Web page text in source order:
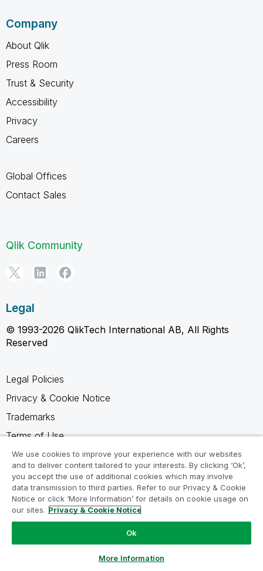
Company
About Qlik
Press Room
Trust & Security
Accessibility
Privacy
Careers
Global Offices
Contact Sales
Qlik Community
Legal
© 1993-2026 QlikTech International AB, All Rights
Reserved
Legal Policies
Privacy & Cookie Notice
Trademarks
Terms of Use
Legal Agreements
Product Terms
Do not share my info
We use cookies to improve your experience with our websites
and to deliver content tailored to your interests. By clicking ‘Ok’,
you accept the use of additional cookies which may involve
data transmission to third parties. Refer to our Privacy & Cookie
Notice or click ‘More Information’ for details on cookie usage on
our sites. Privacy & Cookie Notice
Ok
More Information